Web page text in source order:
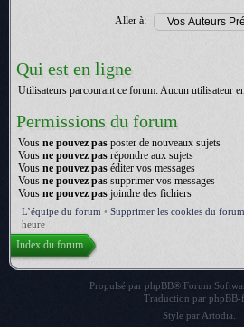
Aller à:
Qui est en ligne
Utilisateurs parcourant ce forum: Aucun utilisateur
Permissions du forum
Vous ne pouvez pas poster de nouveaux sujets
Vous ne pouvez pas répondre aux sujets
Vous ne pouvez pas éditer vos messages
Vous ne pouvez pas supprimer vos messages
Vous ne pouvez pas joindre des fichiers
L’équipe du forum • Supprimer les cookies du forum
heure
Index du forum
Propulsé par phpBB® Forum
Traduction par phpBB-
Style par Artodia